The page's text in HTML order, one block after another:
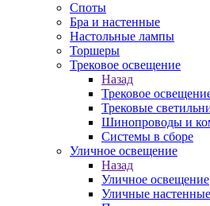
Споты
Бра и настенные
Настольные лампы
Торшеры
Трековое освещение
Назад
Трековое
Трековые
Шинопроводы и
Системы в сборе
Уличное освещение
Назад
Уличное освещение
Уличные настенные